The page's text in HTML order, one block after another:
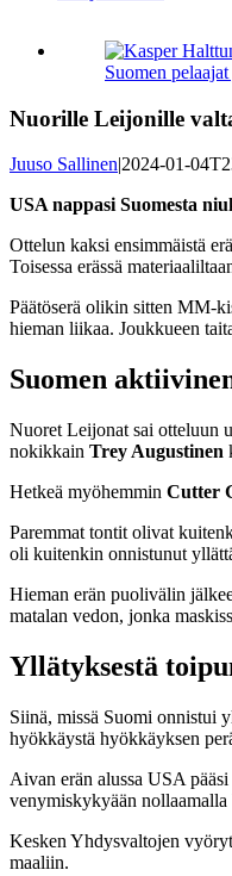
Suomen
Nuorille Leijonille
Juuso Sallinen|2024-01-
USA nappasi Suomesta
Ottelun kaksi ensimmäistä
Toisessa erässä
Päätöserä olikin sitten MM-
hieman liikaa. Joukkueen
Suomen
Nuoret Leijonat sai otteluun
nokikkain Trey Augustinen
Hetkeä myöhemmin Cutter
Paremmat tontit olivat
oli kuitenkin onnistunut
Hieman erän puolivälin
matalan vedon, jonka
Yllätyksestä
Siinä, missä Suomi onnistui
hyökkäystä hyökkäyksen
Aivan erän alussa USA
venymiskykyään
Kesken Yhdysvaltojen
maaliin.